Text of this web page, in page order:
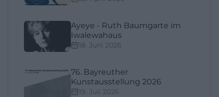
Ayeye - Ruth Baumgarte im
Iwalewahaus
18. Juni 2026
76. Bayreuther
Kunstausstellung 2026
19. Juli 2026